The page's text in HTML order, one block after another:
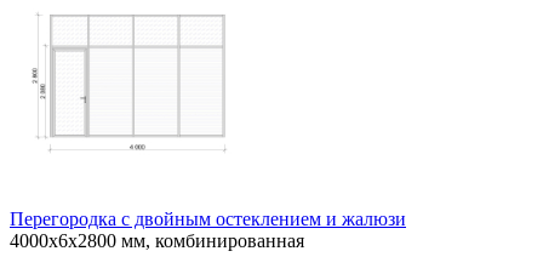
Перегородка с двойным остеклением и жалюзи
4000х6х2800 мм, комбинированная